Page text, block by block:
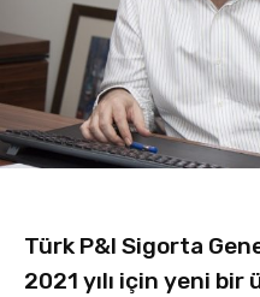
Türk P&I Sigorta
2021 yılı için yeni bir